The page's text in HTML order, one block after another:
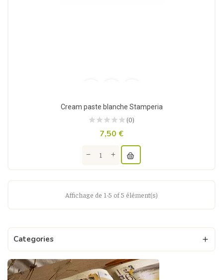
Cream paste blanche Stamperia
(0)
7,50 €
Affichage de 1-5 of 5 élément(s)
Categories 